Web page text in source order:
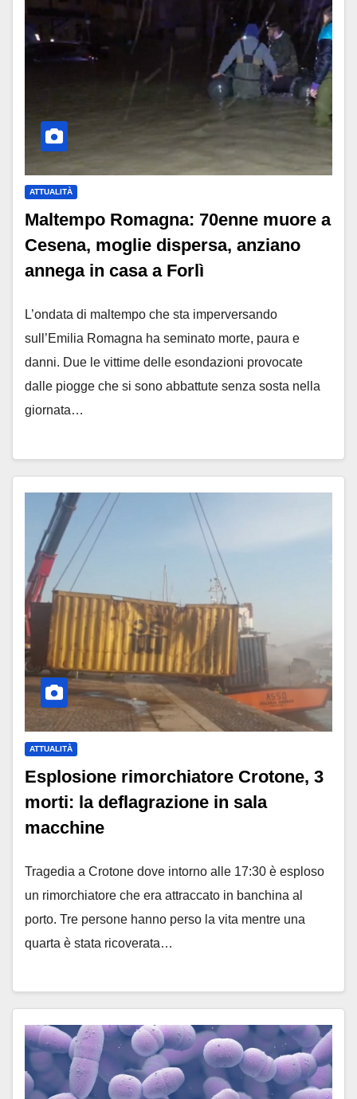
ATTUALITÀ
Maltempo Romagna: 70enne muore a
Cesena, moglie dispersa, anziano
annega in casa a Forlì
L’ondata di maltempo che sta imperversando
sull’Emilia Romagna ha seminato morte, paura e
danni. Due le vittime delle esondazioni provocate
dalle piogge che si sono abbattute senza sosta nella
giornata…
ATTUALITÀ
Esplosione rimorchiatore Crotone, 3
morti: la deflagrazione in sala
macchine
Tragedia a Crotone dove intorno alle 17:30 è esploso
un rimorchiatore che era attraccato in banchina al
porto. Tre persone hanno perso la vita mentre una
quarta è stata ricoverata…